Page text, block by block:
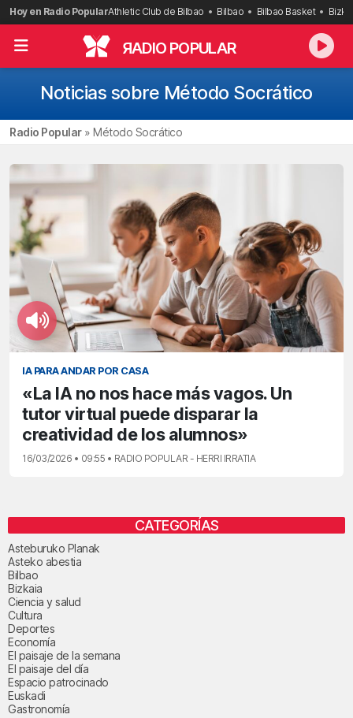
Saltar
al
contenido
Hoy en Radio PopularAthletic Club de Bilbao Bilbao Bilbao Basket
RADIO POPULAR
Noticias sobre Método Socrático
Radio Popular» Método Socrático
IA PARA ANDAR POR CASA
«La IA no nos hace más vagos. Un
tutor virtual puede disparar la
creatividad de los alumnos»
16/03/2026 • 09:55 • RADIO POPULAR - HERRI IRRATIA
CATEGORÍAS
Asteburuko Planak
Asteko abestia
Bilbao
Bizkaia
Ciencia y salud
Cultura
Deportes
Economía
El paisaje de la semana
El paisaje del día
Espacio patrocinado
Euskadi
Gastronomía